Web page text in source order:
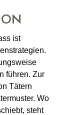
ist
führen. Zur
Tätern
Wo
steht